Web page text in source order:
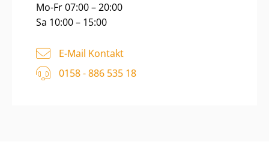
Mo-Fr 07:00 – 20:00
Sa 10:00 – 15:00
E-Mail Kontakt
0158 - 886 535 18